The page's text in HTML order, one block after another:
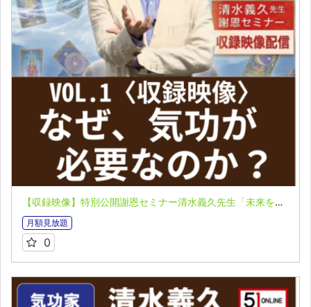
【収録映像】特別公開謝恩セミナー清水義久先生「未来を変える聖なるチカラ」VOL.１：なぜ、気功が必要なのか？
月額見放題
0